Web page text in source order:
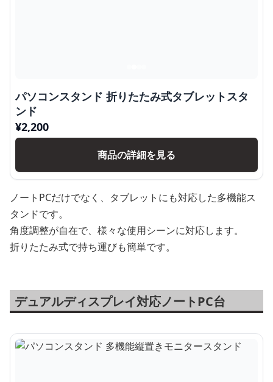
パソコンスタンド 折りたたみ式タブレットスタ
ンド
¥2,200
商品の詳細を見る
ノートPCだけでなく、タブレットにも対応した多機能ス
タンドです。
角度調整が自在で、様々な使用シーンに対応します。
折りたたみ式で持ち運びも簡単です。
デュアルディスプレイ対応ノートPC台